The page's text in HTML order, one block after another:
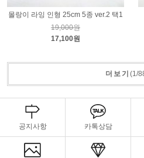
몰랑이 라잉 인형 25cm 5종 ver.2 택1
19,000원
17,100원
더보기 (1/
공지사항 카톡상담